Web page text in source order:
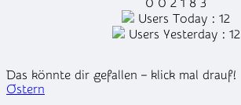
0 0 2 1 8 3
Users Today : 12
Users Yesterday : 12
Das könnte dir gefallen – klick mal drauf!
Posted
Ostern